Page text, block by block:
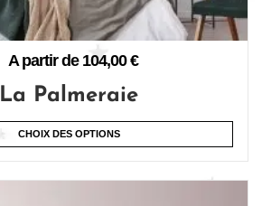
A partir de 104,00€
La Palmeraie
CHOIX DES OPTIONS